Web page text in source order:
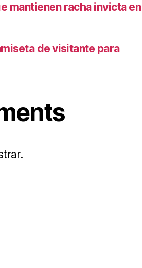
mantienen racha invicta en
de visitante para